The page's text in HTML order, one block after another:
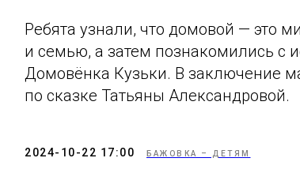
Ребята узнали, что домовой — это
и семью, а затем познакомились с
Домовёнка Кузьки. В заключение
по сказке Татьяны Александровой.
2024-10-22 17:00 БАЖОВКА – ДЕТЯМ